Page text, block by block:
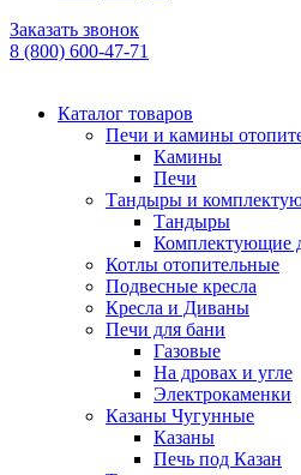
Заказать звонок
8 (800) 600-47-71
Каталог товаров
Печи и камины
Камины
Печи
Тандыры и
Тандыры
Комплектующие
Котлы отопительные
Подвесные кресла
Кресла и Диваны
Печи для бани
Газовые
На дровах и угле
Электрокаменки
Казаны Чугунные
Казаны
Печь под Казан